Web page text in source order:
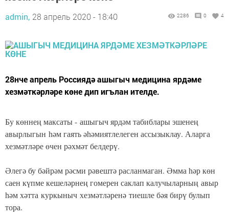
admin, 28 апрель 2020 - 18:40 2286 0 4
28нче апрель Россиядә ашыгыч медицина ярдәме
хезмәткәрләре көне дип игълан ителде.
Бу көннең максаты - ашыгыч ярдәм табиблары эшенең
авырлыгын һәм гаять әһәмиятлелеген ассызыклау. Аларга
хезмәтләре өчен рәхмәт белдерү.
Әлегә бу бәйрәм рәсми рәвештә расланмаган. Әмма һәр көн
саен күпме кешеләрнең гомерен саклап калучыларның авыр
һәм хәтта куркыныч хезмәтләренә тиешле бәя бирү булып
тора.